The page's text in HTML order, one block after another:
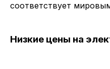
соответствует
Низкие цены на